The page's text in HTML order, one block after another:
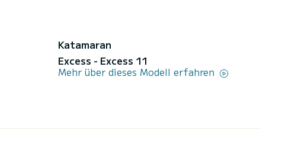
Katamaran
Excess - Excess 11
Mehr über dieses Modell erfahren